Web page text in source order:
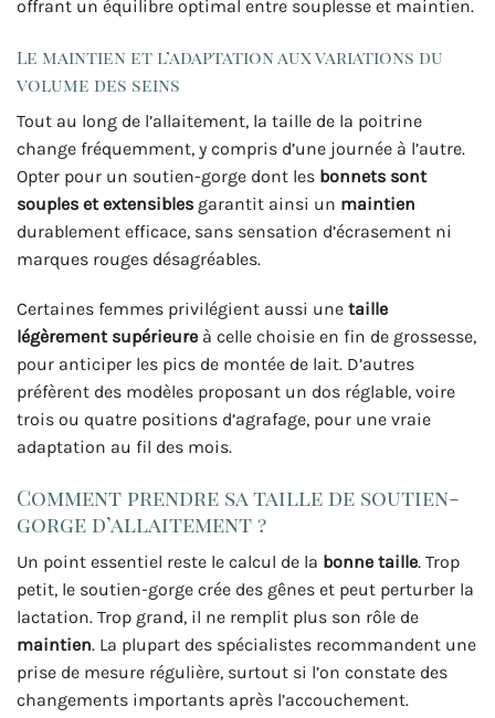
offrant un équilibre optimal entre souplesse et maintien.
Le maintien et l’adaptation aux variations du
volume des seins
Tout au long de l’allaitement, la taille de la poitrine
change fréquemment, y compris d’une journée à l’autre.
Opter pour un soutien-gorge dont les bonnets sont
souples et extensibles garantit ainsi un maintien
durablement efficace, sans sensation d’écrasement ni
marques rouges désagréables.
Certaines femmes privilégient aussi une taille
légèrement supérieure à celle choisie en fin de grossesse,
pour anticiper les pics de montée de lait. D’autres
préfèrent des modèles proposant un dos réglable, voire
trois ou quatre positions d’agrafage, pour une vraie
adaptation au fil des mois.
Comment prendre sa taille de soutien-
gorge d’allaitement ?
Un point essentiel reste le calcul de la bonne taille. Trop
petit, le soutien-gorge crée des gênes et peut perturber la
lactation. Trop grand, il ne remplit plus son rôle de
maintien. La plupart des spécialistes recommandent une
prise de mesure régulière, surtout si l’on constate des
changements importants après l’accouchement.